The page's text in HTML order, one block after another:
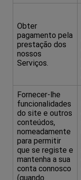
Obter
pagamento pela
prestação dos
nossos
Serviços.
Fornecer-lhe
funcionalidades
do site e outros
conteúdos,
nomeadamente
para permitir
que se registe e
mantenha a sua
conta connosco
(quando